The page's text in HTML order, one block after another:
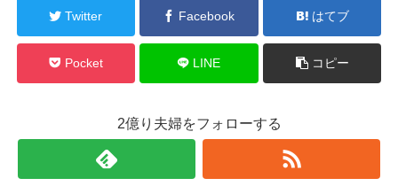
Twitter Facebook はてブ
Pocket LINE コピー
2億り夫婦をフォローする